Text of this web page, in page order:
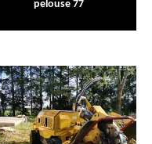
pelouse 77